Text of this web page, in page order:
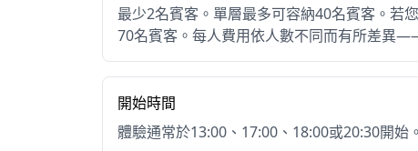
5人以上¥38,000
旺季（3月15日～6月30日 / 10月1日～
人數
每人費用
2人
¥79,800
最少2名賓客。單層最多可容納40名賓客。若
70名賓客。每人費用依人數不同而有所差異
開始時間
體驗通常於13:00、17:00、18:00或20:30開始